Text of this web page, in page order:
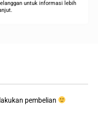
untuk informasi lebih
pembelian